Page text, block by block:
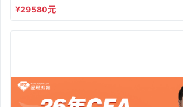
¥29580元